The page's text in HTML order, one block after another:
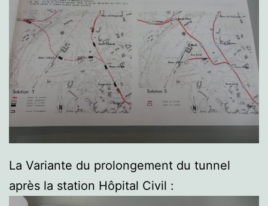
La Variante du prolongement du tunnel
après la station Hôpital Civil :